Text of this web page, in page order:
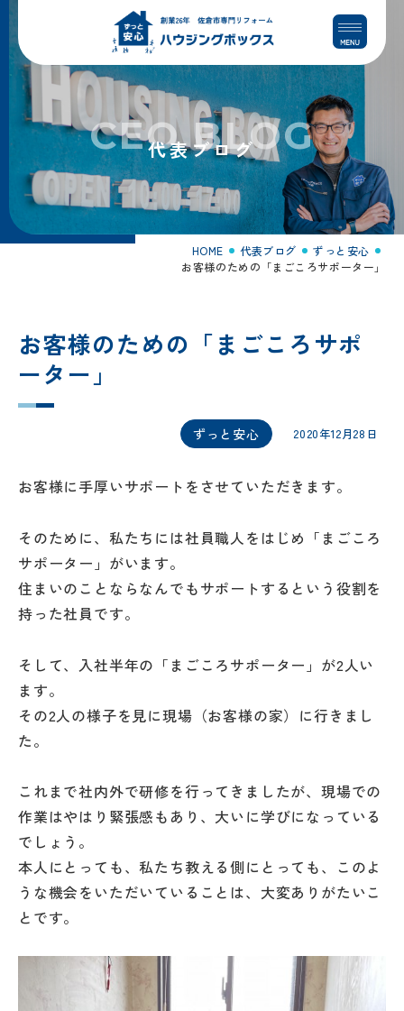
コ
テ
ン
ス
ナ
ゲ
ー
ン
代表ブログ
CEO BLOG
HOME 代表ブログ
ずっと安心
お客様のための「まごころサポーター」
お客様のための「まごころサポ
ーター」
ずっと安心 2020年12月28日
お客様に手厚いサポートをさせていただきます。
そのために、私たちには社員職人をはじめ「まごころ
サポーター」がいます。
住まいのことならなんでもサポートするという役割を
持った社員です。
そして、入社半年の「まごころサポーター」が2人い
ます。
その2人の様子を見に現場（お客様の家）に行きまし
た。
これまで社内外で研修を行ってきましたが、現場での
作業はやはり緊張感もあり、大いに学びになっている
でしょう。
本人にとっても、私たち教える側にとっても、このよ
うな機会をいただいていることは、大変ありがたいこ
とです。